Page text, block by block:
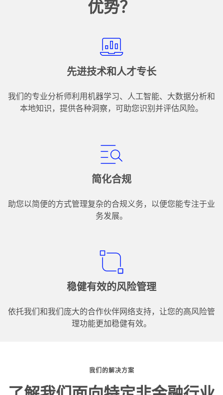
优势？
先进技术和人才专长
我们的专业分析师利用机器学习、人工智能、大数据分析和
本地知识，提供各种洞察，可助您识别并评估风险。
简化合规
助您以简便的方式管理复杂的合规义务，以便您能专注于业
务发展。
稳健有效的风险管理
依托我们和我们庞大的合作伙伴网络支持，让您的高风险管
理功能更加稳健有效。
我们的解决方案